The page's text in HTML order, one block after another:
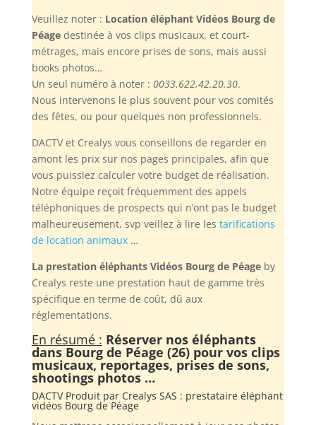
Veuillez noter : Location éléphant Vidéos Bourg de
Péagedestinée à vos clips musicaux, et court-
métrages, mais encore prises de sons, mais aussi
books photos…
Un seul numéro à noter : 0033.622.42.20.30.
Nous intervenons le plus souvent pour vos comités
des fêtes, ou pour quelques non professionnels.
DACTV et Crealys vous conseillons de regarder en
amont les prix sur nos pages principales, afin que
vous puissiez calculer votre budget de réalisation.
Notre équipe reçoit fréquemment des appels
téléphoniques de prospects qui n’ont pas le budget
malheureusement, svp veillez à lire les tarifications
de location animaux…
La prestation éléphants Vidéos Bourg de Péageby
Crealys reste une prestation haut de gamme très
spécifique en terme de coût, dû aux
réglementations.
En résumé : Réserver nos éléphants
dans Bourg de Péage (26) pour vos clips
musicaux, reportages, prises de sons,
shootings photos …
DACTV Produit par Crealys SAS : prestataire éléphant
vidéos Bourg de Péage